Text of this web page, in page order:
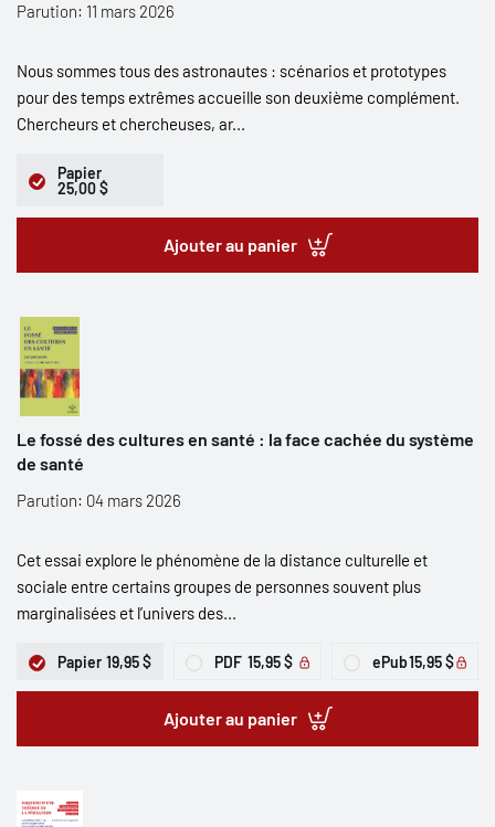
Parution: 11 mars 2026
Nous sommes tous des astronautes : scénarios et prototypes
pour des temps extrêmes accueille son deuxième complément.
Chercheurs et chercheuses, ar...
Papier
25,00 $
Ajouter au panier
Le fossé des cultures en santé : la face cachée du système
de santé
Parution: 04 mars 2026
Cet essai explore le phénomène de la distance culturelle et
sociale entre certains groupes de personnes souvent plus
marginalisées et l’univers des...
Papier 19,95 $ PDF 15,95 $ ePub15,95 $
Ajouter au panier